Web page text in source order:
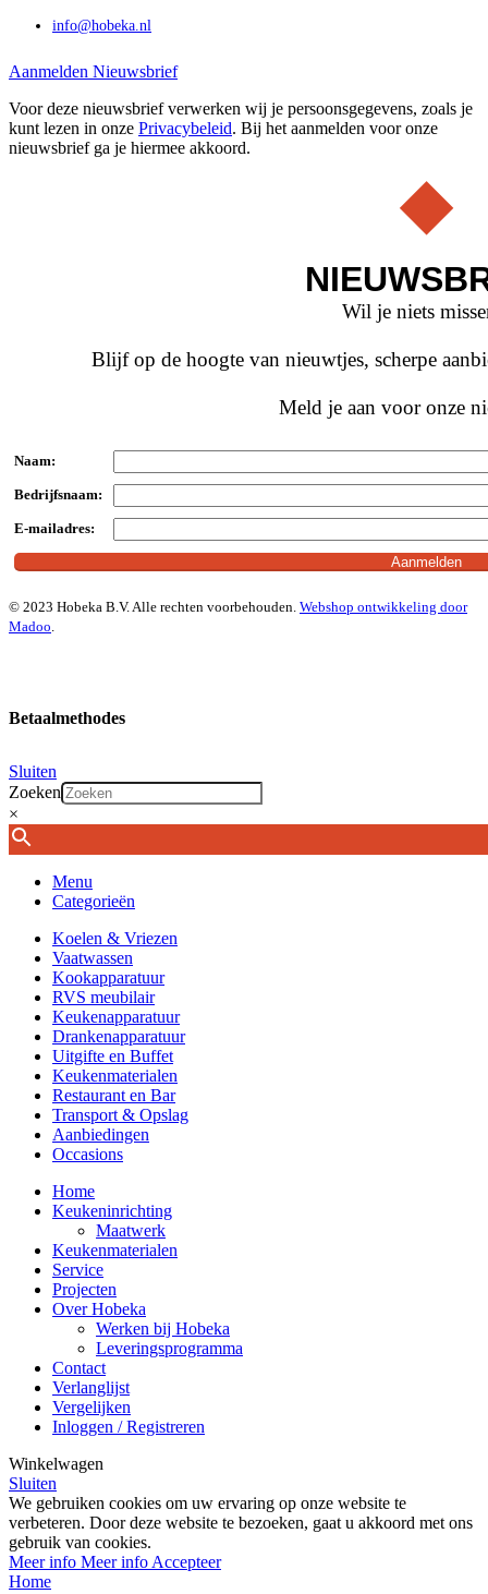
info@hobeka.nl
Aanmelden Nieuwsbrief
Voor deze nieuwsbrief verwerken wij je persoonsgegevens, zoals je
kunt lezen in onze Privacybeleid. Bij het aanmelden voor onze
nieuwsbrief ga je hiermee akkoord.
Wil je niets
Blijf op de hoogte van nieuwtjes, scherpe
Meld je aan voor onze
Naam:
Bedrijfsnaam:
E-mailadres:
© 2023 Hobeka B.V. Alle rechten voorbehouden. Webshop ontwikkeling door
Madoo
Betaalmethodes
Sluiten
Zoeken
×
Menu
Categorieën
Koelen & Vriezen
Vaatwassen
Kookapparatuur
RVS meubilair
Keukenapparatuur
Drankenapparatuur
Uitgifte en Buffet
Keukenmaterialen
Restaurant en Bar
Transport & Opslag
Aanbiedingen
Occasions
Home
Keukeninrichting
Maatwerk
Keukenmaterialen
Service
Projecten
Over Hobeka
Werken bij Hobeka
Leveringsprogramma
Contact
Verlanglijst
Vergelijken
Inloggen / Registreren
Winkelwagen
Sluiten
We gebruiken cookies om uw ervaring op onze website te
verbeteren. Door deze website te bezoeken, gaat u akkoord met ons
gebruik van cookies.
Meer info Meer info Accepteer
Home